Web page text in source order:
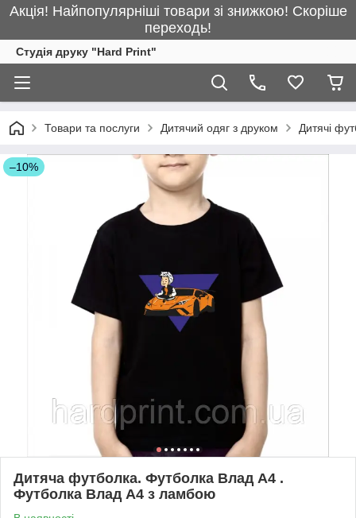
Акція! Найпопулярніші товари зі знижкою! Скоріше
переходь!
Студія друку "Hard Print"
Товари та послуги Дитячий одяг з друком Дитячі
–10%
Дитяча футболка. Футболка Влад А4 .
Футболка Влад А4 з ламбою